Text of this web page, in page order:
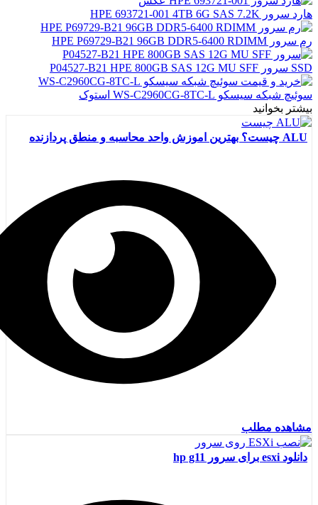
هارد سرور HPE 693721-001 4TB 6G SAS 7.2K
رم سرور HPE P69729-B21 96GB DDR5-6400 RDIMM
SSD سرور P04527-B21 HPE 800GB SAS 12G MU SFF
سوئیچ شبکه سیسکو WS-C2960CG-8TC-L استوک
بیشتر بخوانید
ALU چیست؟ بهترین اموزش واحد محاسبه و منطق پردازنده
مشاهده مطلب
دانلود esxi برای سرور hp g11